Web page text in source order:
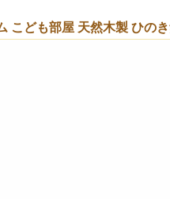
こども部屋 天然木製 ひの